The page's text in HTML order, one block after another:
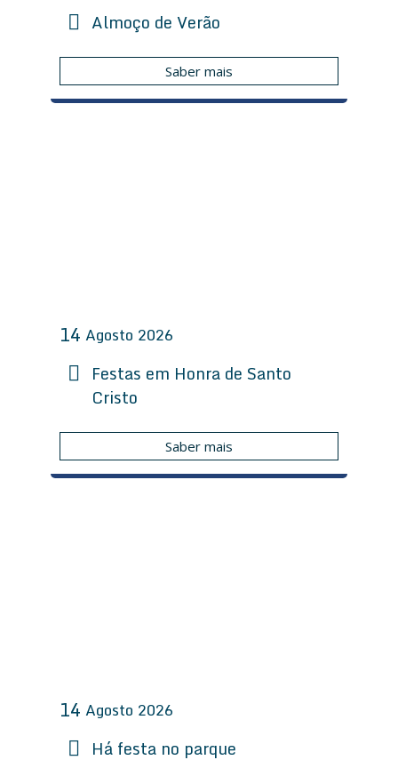
Almoço de Verão
Saber mais
14 Agosto 2026
Festas em Honra de Santo
Cristo
Saber mais
14 Agosto 2026
Há festa no parque